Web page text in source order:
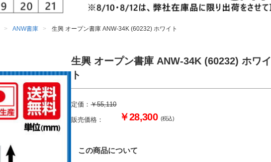
ANW書庫 生興 オープン書庫 ANW-34K (60232) ホワイト
生興 オープン書庫 ANW-34K (60232) ホワイ
ト
定価：￥55,110
販売価格： ￥28,300 (税込)
この商品について